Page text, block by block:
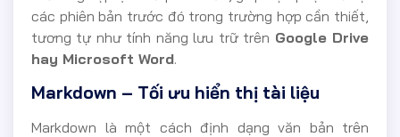
các phiên bản trước đó trong trường hợp cần thiết,
tương tự như tính năng lưu trữ trên Google Drive
hay Microsoft Word.
Markdown – Tối ưu hiển thị tài liệu
Markdown là một cách định dạng văn bản trên